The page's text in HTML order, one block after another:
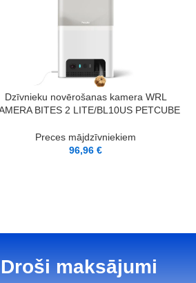
GROZAM
Dzīvnieku novērošanas kamera WRL
BITES 2 LITE/BL10US PETCUBE
Preces mājdzīvniekiem
96,96 €
Droši maksājumi